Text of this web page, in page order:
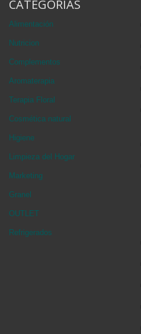
CATEGORÍAS
Alimentación
Nutricion
Complementos
Aromaterapia
Terapia Floral
Cosmética natural
Higiene
Limpieza del Hogar
Marketing
Granel
OUTLET
Refrigerados